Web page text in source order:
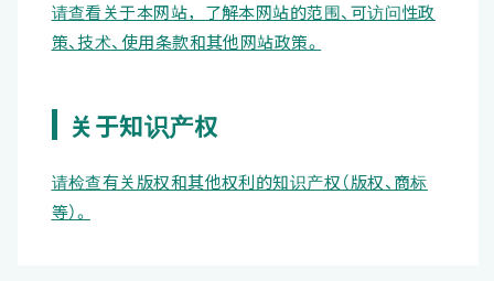
请查看关于本网站，了解本网站的范围、可访问性政
策、技术、使用条款和其他网站政策。
关于知识产权
请检查有关版权和其他权利的知识产权（版权、商标
等）。